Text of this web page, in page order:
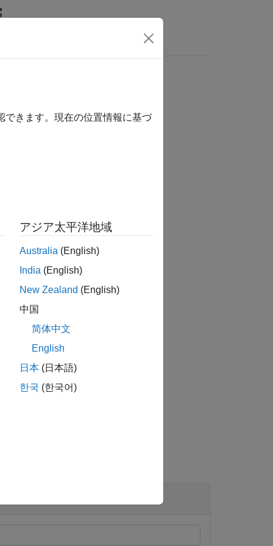
individual element of the mesh.
of the mesh.
できます。現在の位置情報に基づ
アジア太平洋地域
Australia (English)
India (English)
New Zealand (English)
中国
简体中文
English
日本 (日本語)
한국 (한국어)